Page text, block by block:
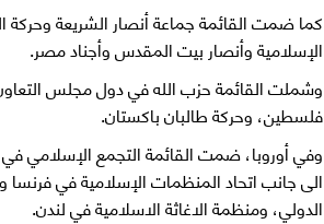
كما ضمت القائمة جماعة أنصار الشريعة وحركة
الإسلامية وأنصار بيت المقدس وأجناد مصر.
وشملت القائمة حزب الله في دول مجلس
فلسطين، وحركة طالبان باكستان.
وفي أوروبا، ضمت القائمة التجمع الإسلامي في
الى جانب اتحاد المنظمات الإسلامية في فرنسا
الدولي، ومنظمة الاغاثة الاسلامية في لندن.